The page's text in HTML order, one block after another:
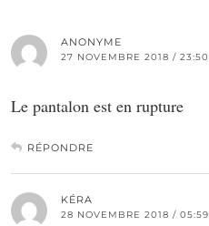
ANONYME
27 NOVEMBRE 2018 / 23:50
Le pantalon est en rupture
RÉPONDRE
KÉRA
28 NOVEMBRE 2018 / 05:59